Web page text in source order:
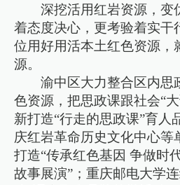
深挖活用红岩资源，变
着态度决心，更考验着实干
位用好用活本土红色资源，
源。
渝中区大力整合区内思
色资源，把思政课跟社会“
新打造“行走的思政课”育人
庆红岩革命历史文化中心等
打造“传承红色基因 争做
故事展演”；重庆邮电大学